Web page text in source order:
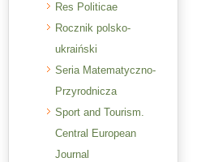
Res Politicae
Rocznik polsko-
ukraiński
Seria Matematyczno-
Przyrodnicza
Sport and Tourism.
Central European
Journal